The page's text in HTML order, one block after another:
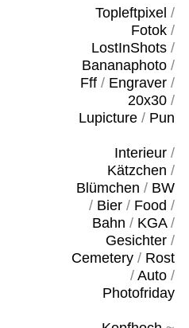
Topleftpixel /
Fotok/
LostInShots/
Bananaphoto/
Fff/ Engraver/
20x30/
Lupicture/ Pun
Interieur/
Kätzchen /
Blümchen / BW
/ Bier/ Food /
Bahn / KGA/
Gesichter/
Cemetery/ Rost
/ Auto/
Photofriday